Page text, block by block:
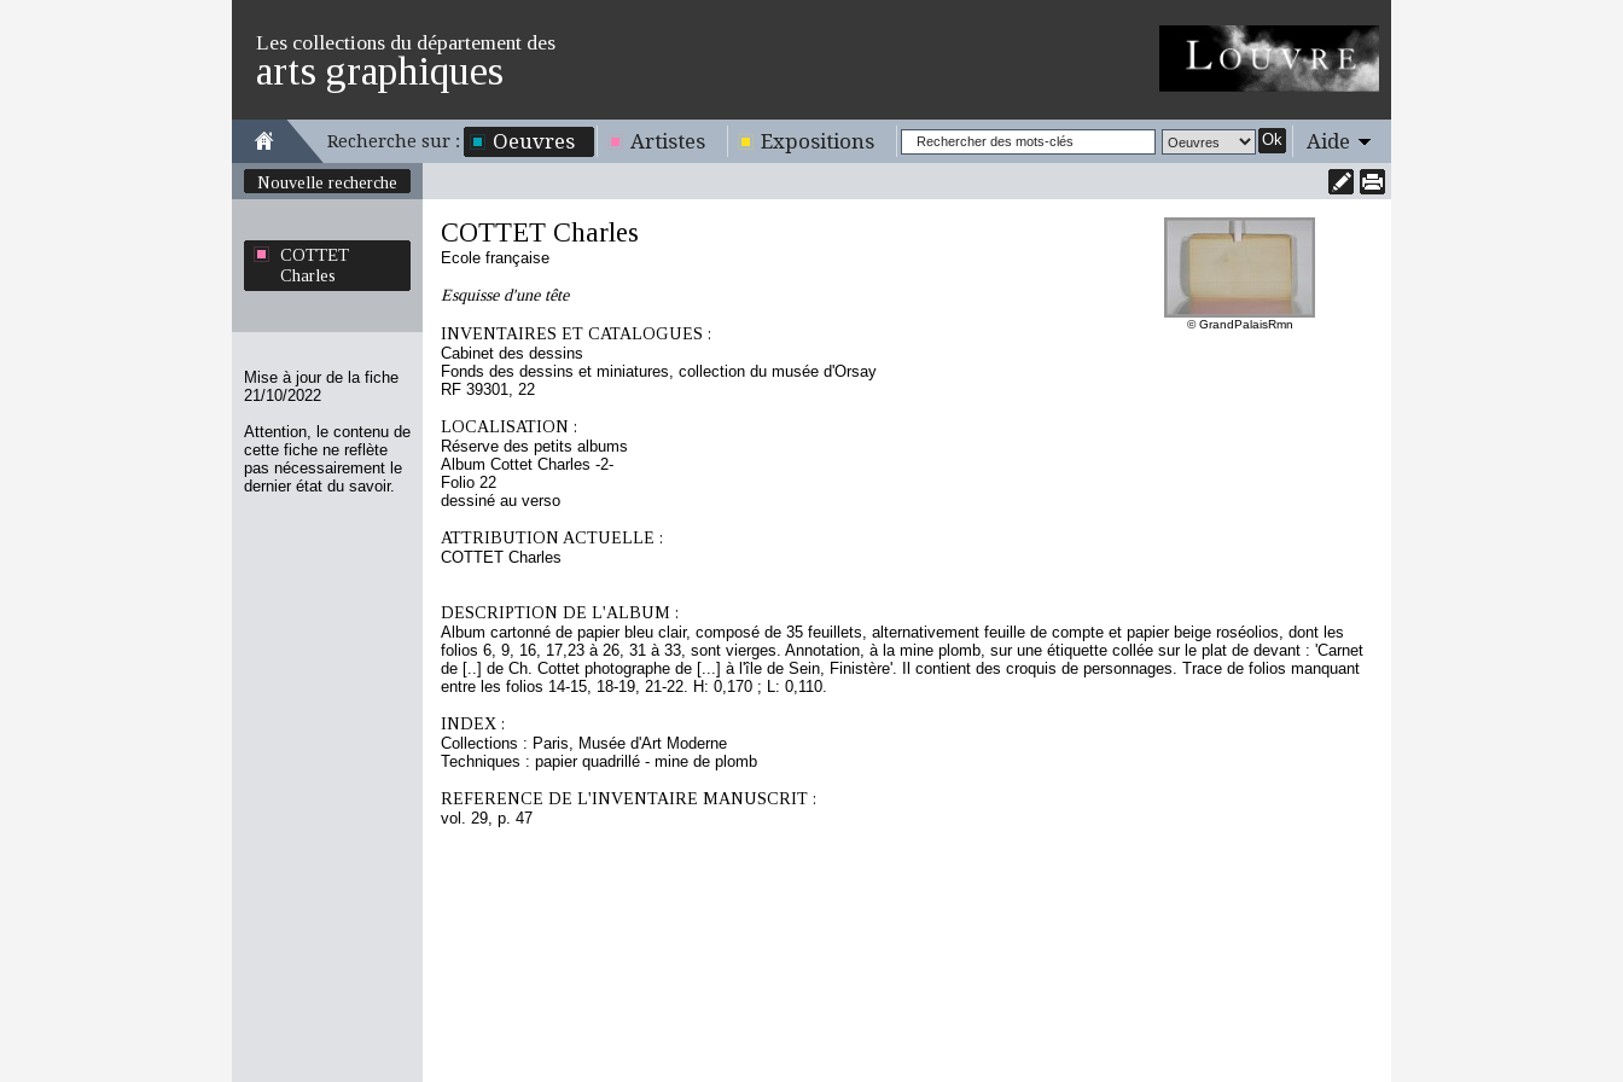
Les collections du département des
arts graphiques
Recherche sur : Oeuvres Artistes Expositions Ok Aide
Nouvelle recherche
COTTET
Charles
Mise à jour de la fiche
21/10/2022
Attention, le contenu de
cette fiche ne reflète
pas nécessairement le
dernier état du savoir.
© GrandPalaisRmn
COTTET Charles
Ecole française
Esquisse d'une tête
INVENTAIRES ET CATALOGUES :
Cabinet des dessins
Fonds des dessins et miniatures, collection du musée d'Orsay
RF 39301, 22
LOCALISATION :
Réserve des petits albums
Album Cottet Charles -2-
Folio 22
dessiné au verso
ATTRIBUTION ACTUELLE :
COTTET Charles
DESCRIPTION DE L'ALBUM :
Album cartonné de papier bleu clair, composé de 35 feuillets, alternativement feuille de compte et papier beige roséolios, dont les
folios 6, 9, 16, 17,23 à 26, 31 à 33, sont vierges. Annotation, à la mine plomb, sur une étiquette collée sur le plat de devant : 'Carnet
de [..] de Ch. Cottet photographe de [...] à l'île de Sein, Finistère'. Il contient des croquis de personnages. Trace de folios manquant
entre les folios 14-15, 18-19, 21-22. H: 0,170 ; L: 0,110.
INDEX :
Collections : Paris, Musée d'Art Moderne
Techniques : papier quadrillé - mine de plomb
REFERENCE DE L'INVENTAIRE MANUSCRIT :
vol. 29, p. 47